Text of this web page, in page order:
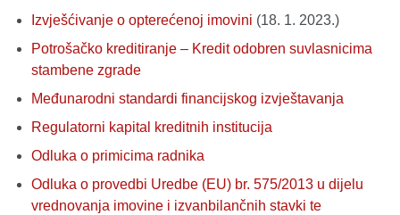
Izvješćivanje o opterećenoj imovini (18. 1. 2023.)
Potrošačko kreditiranje – Kredit odobren suvlasnicima
stambene zgrade
Međunarodni standardi financijskog izvještavanja
Regulatorni kapital kreditnih institucija
Odluka o primicima radnika
Odluka o provedbi Uredbe (EU) br. 575/2013 u dijelu
vrednovanja imovine i izvanbilančnih stavki te